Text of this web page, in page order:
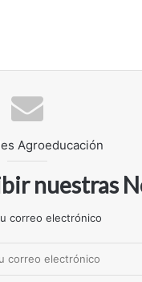
Agroeducación
nuestras
correo electrónico